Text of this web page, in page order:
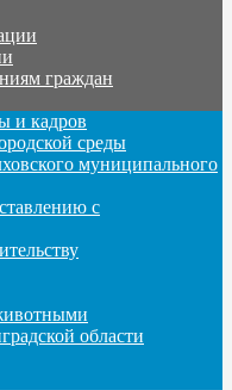
граждан
и кадров
среды
муниципального
с
области